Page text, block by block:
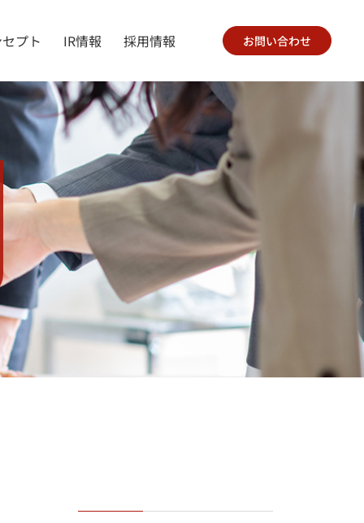
プト IR情報 採用情報 お問い合わせ